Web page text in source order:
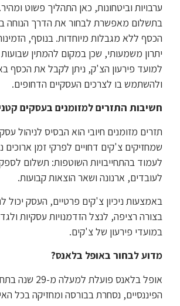
ערבויות וביטחונות, כאן התהליך פשוט
בתשלום מאפשרת לבחור את הדרך הנוחה
הכסף ללא מגבלות מיוחדות. בנוסף,
יתרון משמעותי, שכן במקום להמתין
למועד פירעון הצ'ק, ניתן לקבל את הכסף
ולהשתמש בו לצרכים העסקיים הדחופים.
חשיבות התזרים למזומנים בעסקים
תזרים מזומנים חיובי הוא הבסיס לניהול
שמחזיקים צ'קים דחויים לפרקי זמן ארוכים
לעמוד בהתחייבויות השוטפות: תשלום
לעובדים, ארנונה ושאר הוצאות קבועות.
באמצעות ניכיון צ'קים פרטיים, העסק יכול
בצורה רציפה, לנצל הזדמנויות עסקיות
במועדי פירעון של צ'קים.
מדוע לבחור באופל בלאנס?
אופל בלאנס פועלת
הפיננסיים, נסחרת בבורסה ומחזיקה בכל